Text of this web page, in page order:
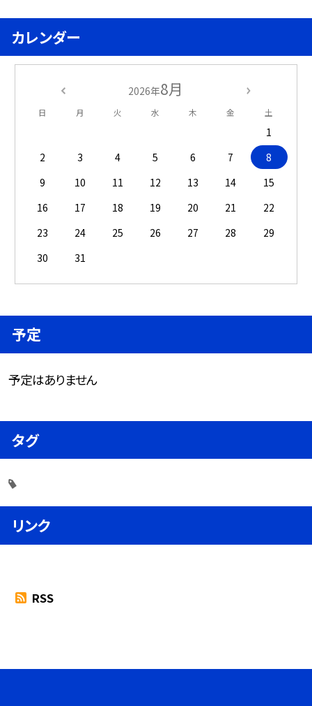
カレンダー
2026年8月
日 月 火 水 木 金 土
1
2
3 4 5 6 7
8
9
10 11 12 13 14
15
16
17 18 19 20 21
22
23
24 25 26 27 28
29
30
31
予定
予定はありません
タグ
リンク
RSS